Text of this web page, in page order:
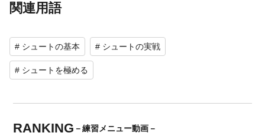
関連用語
# シュートの基本 # シュートの実戦
# シュートを極める
RANKING －練習メニュー動画－